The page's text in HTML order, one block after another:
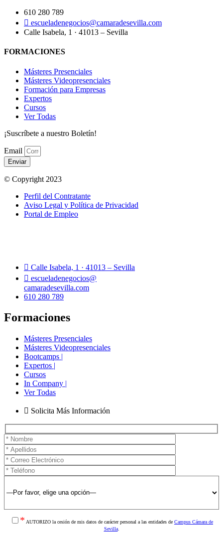
610 280 789
escueladenegocios@camaradesevilla.com
Calle Isabela, 1 · 41013 – Sevilla
FORMACIONES
Másteres Presenciales
Másteres Videopresenciales
Formación para Empresas
Expertos
Cursos
Ver Todas
¡Suscríbete a nuestro Boletín!
Email
Enviar
© Copyright 2023
Perfil del Contratante
Aviso Legal y Política de Privacidad
Portal de Empleo
Calle Isabela, 1 · 41013 – Sevilla
escueladenegocios@
camaradesevilla.com
610 280 789
Formaciones
Másteres Presenciales
Másteres Videopresenciales
Bootcamps |
Expertos |
Cursos
In Company |
Ver Todas
Solicita Más Información
* AUTORIZO la cesión de mis datos de carácter personal a las entidades de Campus Cámara de
Sevilla.